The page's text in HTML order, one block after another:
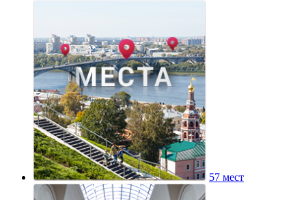
57 мест